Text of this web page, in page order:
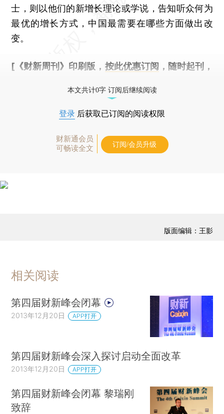
士，则以他们的新增长理论或学说，告知听众何为
最优的增长方式，中国最需要在哪些方面做出改
变。
[《财新周刊》印刷版， 按此优惠订阅 ，随时起刊，
本文共计0字 订阅后继续阅读
登录 后获取已订阅的阅读权限
财新通会员
可畅读全文
订阅/会员升级
版面编辑：王影
相关阅读
第四届财新峰会闭幕
2013年12月20日 APP打开
第四届财新峰会深入探讨启动全面改革
2013年12月20日 APP打开
第四届财新峰会闭幕 黎瑞刚
致辞